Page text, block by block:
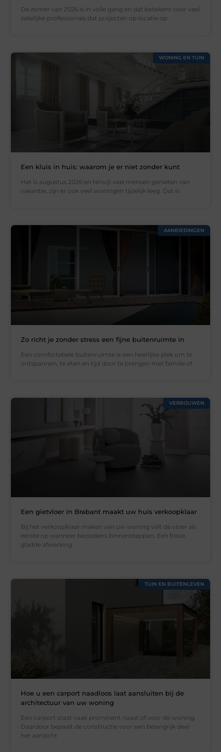
De zomer van 2026 is in volle gang en dat betekent voor veel
zakelijke professionals dat projecten op locatie op
WONING EN TUIN
Een kluis in huis: waarom je er niet zonder kunt
Het is augustus 2026 en terwijl veel mensen genieten van
vakantie, zijn er ook veel woningen tijdelijk leeg. Dat is
AANBIEDINGEN
Zo richt je zonder stress een fijne buitenruimte in
Een comfortabele buitenruimte is een heerlijke plek om te
ontspannen, te eten en tijd door te brengen met familie of
VERBOUWEN
Een gietvloer in Brabant maakt uw huis verkoopklaar
Bij het verkoopklaar maken van uw woning valt de vloer als
eerste op wanneer bezoekers binnenstappen. Een frisse,
gladde afwerking
TUIN EN BUITENLEVEN
Hoe u een carport naadloos laat aansluiten bij de
architectuur van uw woning
Een carport staat vaak prominent naast of voor de woning.
Daardoor bepaalt de constructie voor een belangrijk deel
het aanzicht